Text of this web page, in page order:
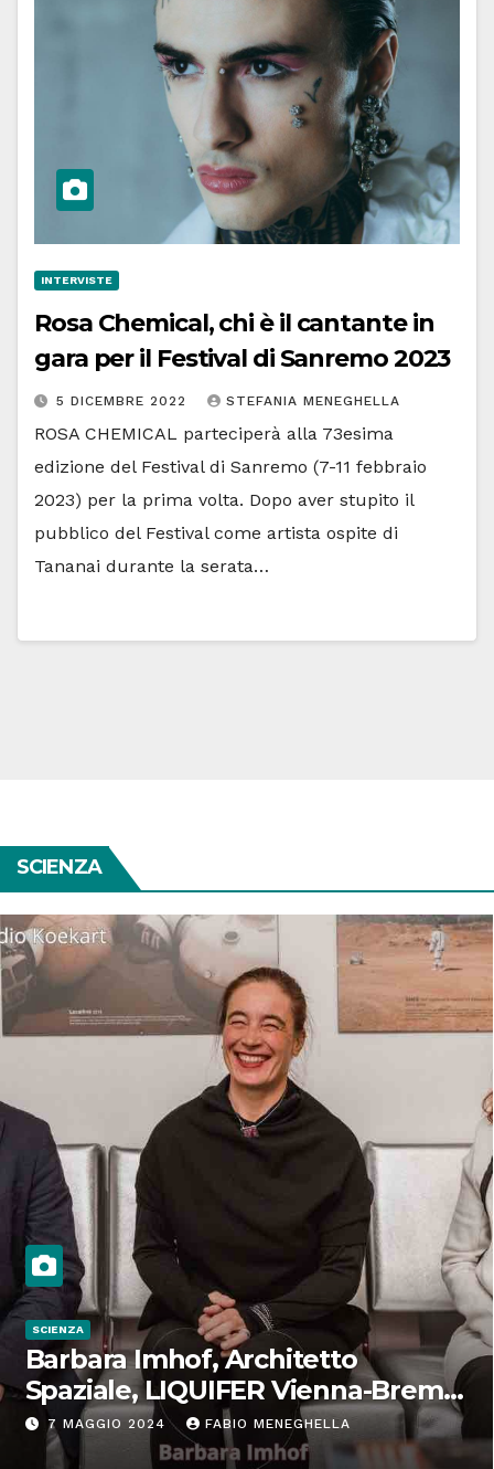
INTERVISTE
Rosa Chemical, chi è il cantante in
gara per il Festival di Sanremo 2023
5 DICEMBRE 2022 STEFANIA MENEGHELLA
ROSA CHEMICAL parteciperà alla 73esima
edizione del Festival di Sanremo (7-11 febbraio
2023) per la prima volta. Dopo aver stupito il
pubblico del Festival come artista ospite di
Tananai durante la serata…
SCIENZA
SCIENZA
Barbara Imhof, Architetto
Spaziale, LIQUIFER Vienna-Brema:
“Progettiamo habitat per lo
Spazio”
7 MAGGIO 2024 FABIO MENEGHELLA